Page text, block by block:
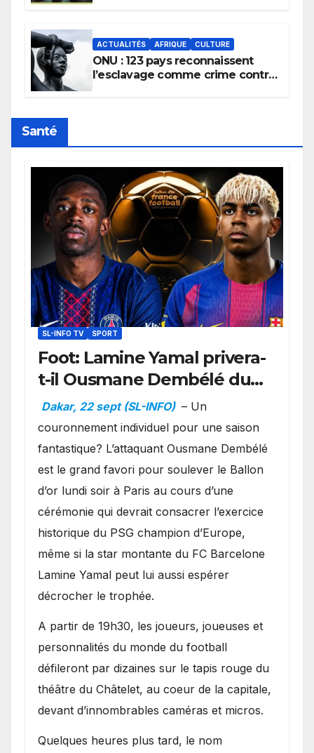
ACTUALITÉS AFRIQUE CULTURE
ONU : 123 pays reconnaissent
l’esclavage comme crime contre
Santé
SL-INFO TV SPORT
Foot: Lamine Yamal privera-
t-il Ousmane Dembélé du
Ballon d’or ?
Dakar, 22 sept (SL-INFO) – Un
couronnement individuel pour une saison
fantastique? L’attaquant Ousmane Dembélé
est le grand favori pour soulever le Ballon
d’or lundi soir à Paris au cours d’une
cérémonie qui devrait consacrer l’exercice
historique du PSG champion d’Europe,
même si la star montante du FC Barcelone
Lamine Yamal peut lui aussi espérer
décrocher le trophée.
A partir de 19h30, les joueurs, joueuses et
personnalités du monde du football
défileront par dizaines sur le tapis rouge du
théâtre du Châtelet, au coeur de la capitale,
devant d’innombrables caméras et micros.
Quelques heures plus tard, le nom